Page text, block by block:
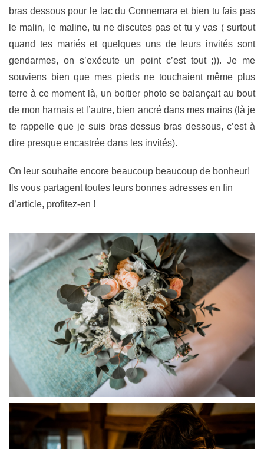
bras dessous pour le lac du Connemara et bien tu fais pas
le malin, le maline, tu ne discutes pas et tu y vas ( surtout
quand tes mariés et quelques uns de leurs invités sont
gendarmes, on s’exécute un point c’est tout ;)). Je me
souviens bien que mes pieds ne touchaient même plus
terre à ce moment là, un boitier photo se balançait au bout
de mon harnais et l’autre, bien ancré dans mes mains (là je
te rappelle que je suis bras dessus bras dessous, c’est à
dire presque encastrée dans les invités).
On leur souhaite encore beaucoup beaucoup de bonheur!
Ils vous partagent toutes leurs bonnes adresses en fin
d’article, profitez-en !